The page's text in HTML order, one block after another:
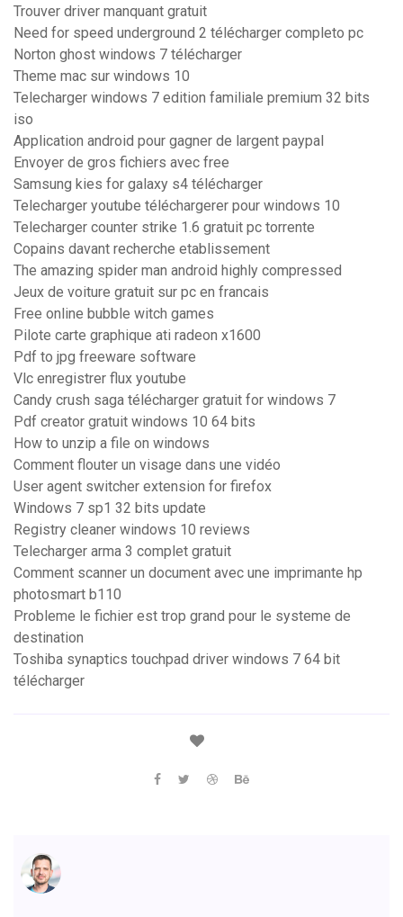
Trouver driver manquant gratuit
Need for speed underground 2 télécharger completo pc
Norton ghost windows 7 télécharger
Theme mac sur windows 10
Telecharger windows 7 edition familiale premium 32 bits
iso
Application android pour gagner de largent paypal
Envoyer de gros fichiers avec free
Samsung kies for galaxy s4 télécharger
Telecharger youtube téléchargerer pour windows 10
Telecharger counter strike 1.6 gratuit pc torrente
Copains davant recherche etablissement
The amazing spider man android highly compressed
Jeux de voiture gratuit sur pc en francais
Free online bubble witch games
Pilote carte graphique ati radeon x1600
Pdf to jpg freeware software
Vlc enregistrer flux youtube
Candy crush saga télécharger gratuit for windows 7
Pdf creator gratuit windows 10 64 bits
How to unzip a file on windows
Comment flouter un visage dans une vidéo
User agent switcher extension for firefox
Windows 7 sp1 32 bits update
Registry cleaner windows 10 reviews
Telecharger arma 3 complet gratuit
Comment scanner un document avec une imprimante hp
photosmart b110
Probleme le fichier est trop grand pour le systeme de
destination
Toshiba synaptics touchpad driver windows 7 64 bit
télécharger